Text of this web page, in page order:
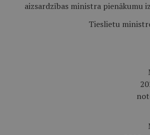
aizsardzības ministra pienākumu
Tieslietu